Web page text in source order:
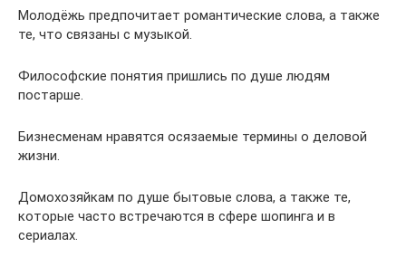
Молодёжь предпочитает романтические слова, а также
те, что связаны с музыкой.
Философские понятия пришлись по душе людям
постарше.
Бизнесменам нравятся осязаемые термины о деловой
жизни.
Домохозяйкам по душе бытовые слова, а также те,
которые часто встречаются в сфере шопинга и в
сериалах.